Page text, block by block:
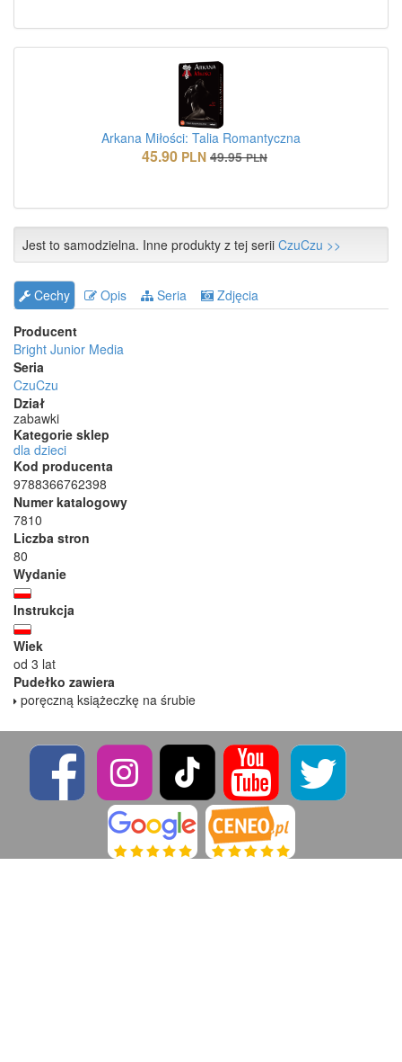
Arkana Miłości: Talia Romantyczna
45.90 PLN 49.95 PLN
Jest to samodzielna. Inne produkty z tej serii CzuCzu >>
Cechy Opis Seria
Zdjęcia
Producent
Bright Junior Media
Seria
CzuCzu
Dział
zabawki
Kategorie sklep
dla dzieci
Kod producenta
9788366762398
Numer katalogowy
7810
Liczba stron
80
Wydanie
Instrukcja
Wiek
od 3 lat
Pudełko zawiera
poręczną książeczkę na śrubie